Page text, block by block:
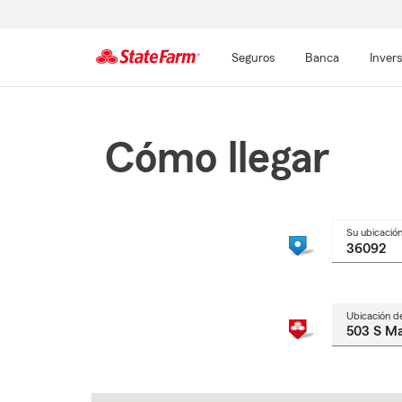
Seguros Banca
Cómo llegar
Su ubicación
Ubicación